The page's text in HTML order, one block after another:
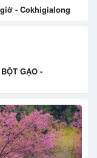
- Cokhigialong
GẠO -